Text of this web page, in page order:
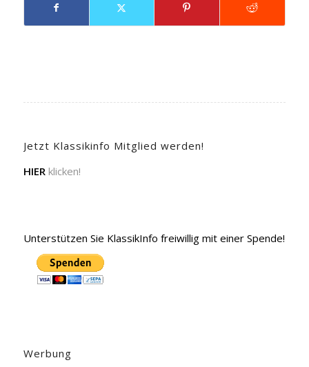
Jetzt Klassikinfo Mitglied werden!
HIER klicken!
Unterstützen Sie KlassikInfo freiwillig mit einer Spende!
Werbung